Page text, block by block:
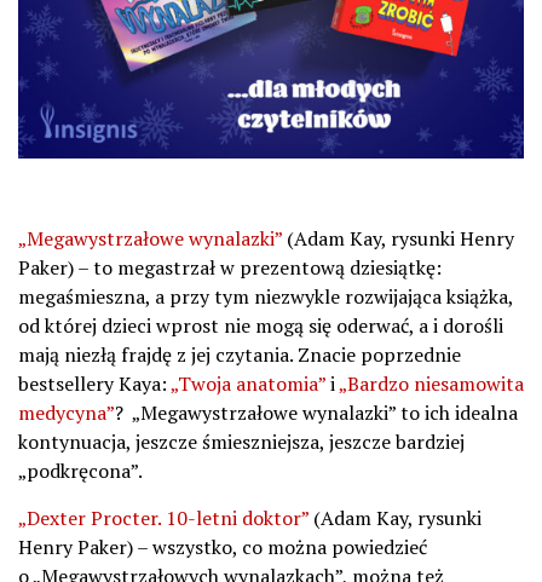
„Megawystrzałowe wynalazki” (Adam Kay, rysunki Henry
Paker) – to megastrzał w prezentową dziesiątkę:
megaśmieszna, a przy tym niezwykle rozwijająca książka,
od której dzieci wprost nie mogą się oderwać, a i dorośli
mają niezłą frajdę z jej czytania. Znacie poprzednie
bestsellery Kaya:„Twoja anatomia”i„Bardzo niesamowita
medycyna”? „Megawystrzałowe wynalazki” to ich idealna
kontynuacja, jeszcze śmieszniejsza, jeszcze bardziej
„podkręcona”.
„Dexter Procter. 10-letni doktor” (Adam Kay, rysunki
Henry Paker) – wszystko, co można powiedzieć
o „Megawystrzałowych wynalazkach”, można też